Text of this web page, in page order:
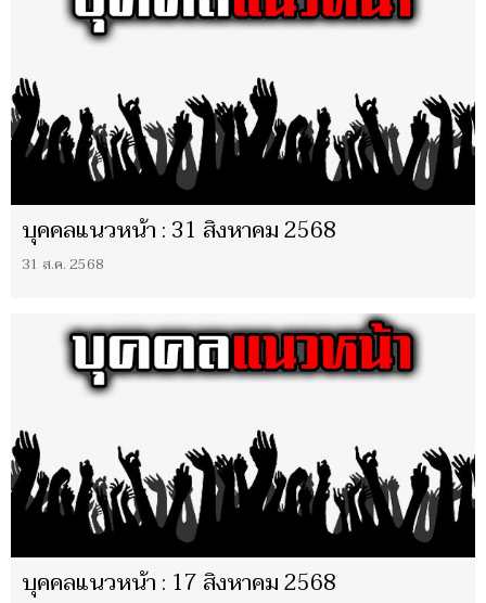
บุคคลแนวหน้า : 31 สิงหาคม 2568
31 ส.ค. 2568
บุคคลแนวหน้า : 17 สิงหาคม 2568